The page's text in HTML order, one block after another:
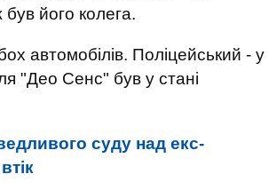
його колега.
автомобілів. Поліцейський - у
"Део Сенс" був у стані
суду над екс-